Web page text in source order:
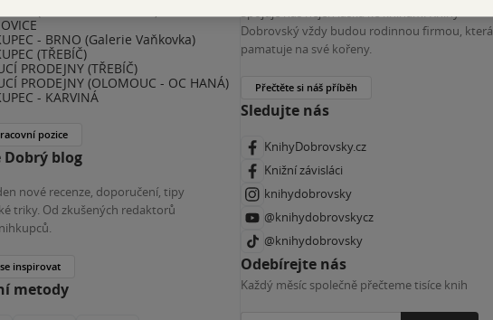
- BRNO (Galerie Vaňkovka)
(TŘEBÍČ)
PRODEJNY (TŘEBÍČ)
PRODEJNY (OLOMOUC - OC HANÁ)
- KARVINÁ
pozice
Dobrý blog
nové recenze, doporučení, tipy
triky. Od zkušených redaktorů
inspirovat
metody
Spojuje nás nejen láska ke knihám. Knihy
Dobrovský vždy budou rodinnou firmou, která
pamatuje na své kořeny.
Přečtěte si náš příběh
Sledujte nás
KnihyDobrovsky.cz
Knižní závisláci
knihydobrovsky
@knihydobrovskycz
@knihydobrovsky
Odebírejte nás
Každý měsíc společně přečteme tisíce knih